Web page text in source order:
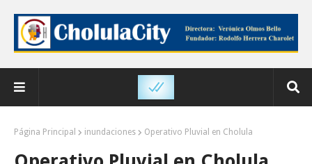
Página Principal inundaciones Operativo Pluvial en Cholula